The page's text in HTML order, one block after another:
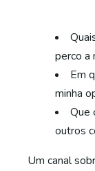
perco a
Em
minha
Que
outros
Um canal